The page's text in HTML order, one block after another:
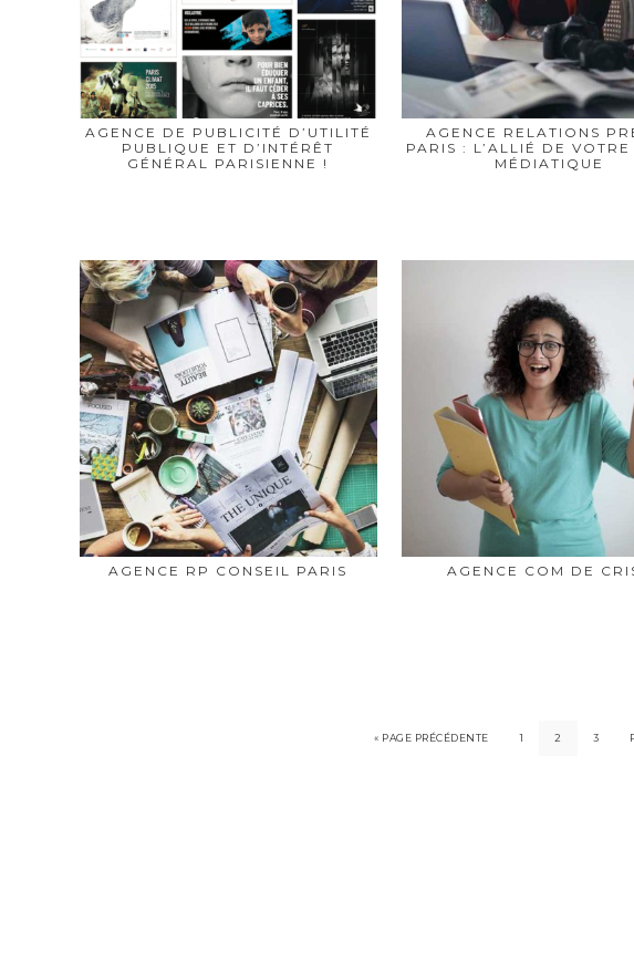
AGENCE DE PUBLICITÉ D’UTILITÉ
PUBLIQUE ET D’INTÉRÊT
GÉNÉRAL PARISIENNE !
AGENCE RELATIONS
PARIS : L’ALLIÉ DE VOTRE
MÉDIATIQUE
AGENCE RP CONSEIL PARIS AGENCE COM DE
« PAGE PRÉCÉDENTE 1 2 3